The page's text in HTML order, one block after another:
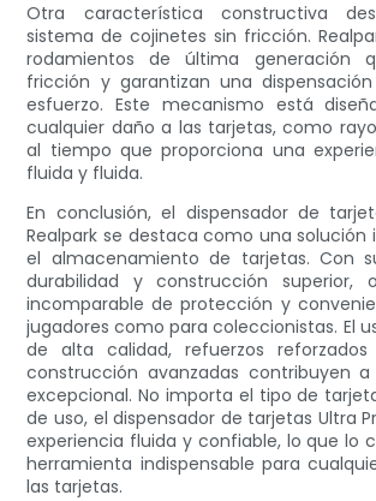
Otra característica constructiva
sistema de cojinetes sin fricción.
rodamientos de última generación
fricción y garantizan una
esfuerzo. Este mecanismo está
cualquier daño a las tarjetas, como
al tiempo que proporciona una
fluida y fluida.
En conclusión, el dispensador de
Realpark se destaca como una solución
el almacenamiento de tarjetas. Con
durabilidad y construcción superior,
incomparable de protección y
jugadores como para coleccionistas. El
de alta calidad, refuerzos
construcción avanzadas contribuyen
excepcional. No importa el tipo de
de uso, el dispensador de tarjetas Ultra
experiencia fluida y confiable, lo que lo
herramienta indispensable para
las tarjetas.